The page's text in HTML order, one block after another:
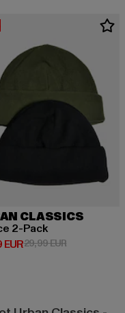
CLASSICS
2-Pack
hinta: 23,09 EUR
29,99 EUR